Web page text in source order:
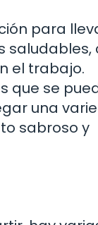
para
saludables,
el trabajo.
que se
una
sabroso y